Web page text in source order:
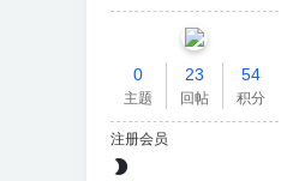
0
主题
23
回帖
54
积分
注册会员